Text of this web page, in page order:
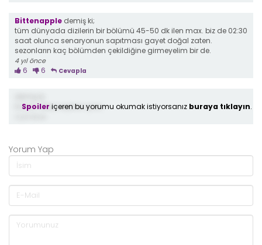
Bittenapple demiş ki;
tüm dünyada dizilerin bir bölümü 45-50 dk ilen max. biz de 02:30
saat olunca senaryonun sapıtması gayet doğal zaten.
sezonların kaç bölümden çekildiğine girmeyelim bir de.
4 yıl önce
6 6 Cevapla
İnanın diziyi sıçtılar içine
Spoiler içeren bu yorumu okumak istiyorsanız buraya tıklayın.
Yorum Yap